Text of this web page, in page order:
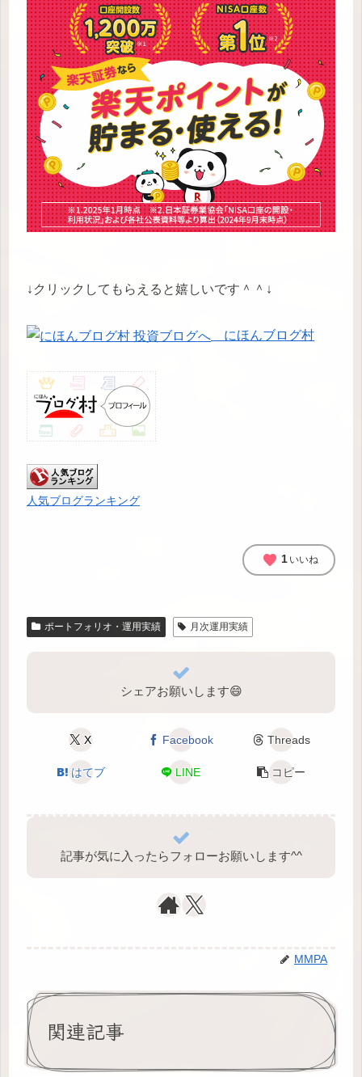
↓クリックしてもらえると嬉しいです＾＾↓
にほんブログ村
人気ブログランキング
favorite 1 いいね
ポートフォリオ・運用実績 月次運用実績
シェアお願いします😄
X Facebook Threads
はてブ LINE コピー
記事が気に入ったらフォローお願いします^⁠^⁠
MMPA
関連記事